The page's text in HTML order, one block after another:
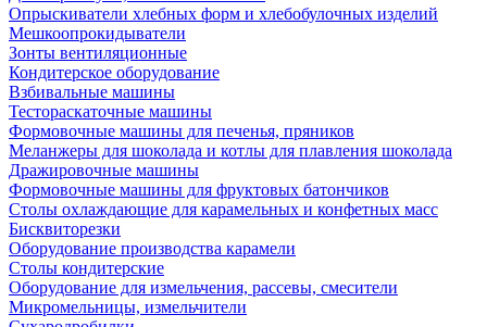
Опрыскиватели хлебных форм и хлебобулочных изделий
Мешкоопрокидыватели
Зонты вентиляционные
Кондитерское оборудование
Взбивальные машины
Тестораскаточные машины
Формовочные машины для печенья, пряников
Меланжеры для шоколада и котлы для плавления шоколада
Дражировочные машины
Формовочные машины для фруктовых батончиков
Столы охлаждающие для карамельных и конфетных масс
Бисквиторезки
Оборудование производства карамели
Столы кондитерские
Оборудование для измельчения, рассевы, смесители
Микромельницы, измельчители